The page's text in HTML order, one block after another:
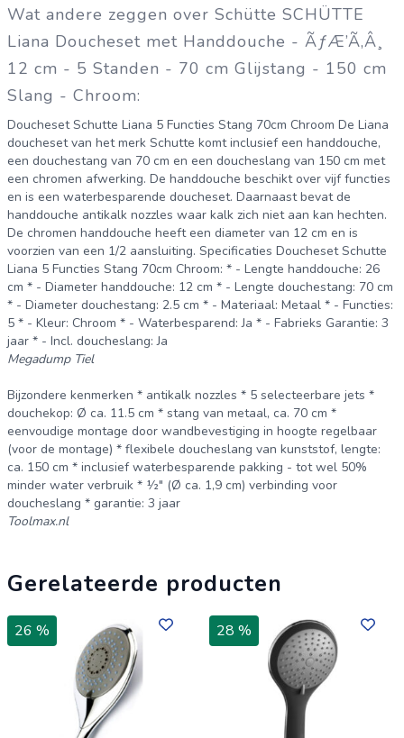
Wat andere zeggen over Schütte SCHÜTTE
Liana Doucheset met Handdouche - ÃƒÆ’Ã‚Â¸
12 cm - 5 Standen - 70 cm Glijstang - 150 cm
Slang - Chroom:
Doucheset Schutte Liana 5 Functies Stang 70cm Chroom De Liana
doucheset van het merk Schutte komt inclusief een handdouche,
een douchestang van 70 cm en een doucheslang van 150 cm met
een chromen afwerking. De handdouche beschikt over vijf functies
en is een waterbesparende doucheset. Daarnaast bevat de
handdouche antikalk nozzles waar kalk zich niet aan kan hechten.
De chromen handdouche heeft een diameter van 12 cm en is
voorzien van een 1/2 aansluiting. Specificaties Doucheset Schutte
Liana 5 Functies Stang 70cm Chroom: * - Lengte handdouche: 26
cm * - Diameter handdouche: 12 cm * - Lengte douchestang: 70 cm
* - Diameter douchestang: 2.5 cm * - Materiaal: Metaal * - Functies:
5 * - Kleur: Chroom * - Waterbesparend: Ja * - Fabrieks Garantie: 3
jaar * - Incl. doucheslang: Ja
Megadump Tiel
Bijzondere kenmerken * antikalk nozzles * 5 selecteerbare jets *
douchekop: Ø ca. 11.5 cm * stang van metaal, ca. 70 cm *
eenvoudige montage door wandbevestiging in hoogte regelbaar
(voor de montage) * flexibele doucheslang van kunststof, lengte:
ca. 150 cm * inclusief waterbesparende pakking - tot wel 50%
minder water verbruik * ½" (Ø ca. 1,9 cm) verbinding voor
doucheslang * garantie: 3 jaar
Toolmax.nl
Gerelateerde producten
26 % 28 %